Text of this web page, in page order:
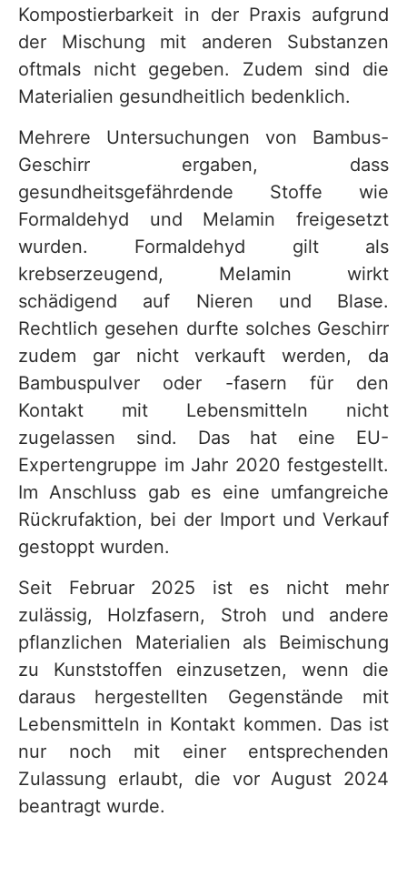
Kompostierbarkeit in der Praxis aufgrund
der Mischung mit anderen Substanzen
oftmals nicht gegeben. Zudem sind die
Materialien gesundheitlich bedenklich.
Mehrere Untersuchungen von Bambus-
Geschirr ergaben, dass
gesundheitsgefährdende Stoffe wie
Formaldehyd und Melamin freigesetzt
wurden. Formaldehyd gilt als
krebserzeugend, Melamin wirkt
schädigend auf Nieren und Blase.
Rechtlich gesehen durfte solches Geschirr
zudem gar nicht verkauft werden, da
Bambuspulver oder -fasern für den
Kontakt mit Lebensmitteln nicht
zugelassen sind. Das hat eine EU-
Expertengruppe im Jahr 2020 festgestellt.
Im Anschluss gab es eine umfangreiche
Rückrufaktion, bei der Import und Verkauf
gestoppt wurden.
Seit Februar 2025 ist es nicht mehr
zulässig, Holzfasern, Stroh und andere
pflanzlichen Materialien als Beimischung
zu Kunststoffen einzusetzen, wenn die
daraus hergestellten Gegenstände mit
Lebensmitteln in Kontakt kommen. Das ist
nur noch mit einer entsprechenden
Zulassung erlaubt, die vor August 2024
beantragt wurde.